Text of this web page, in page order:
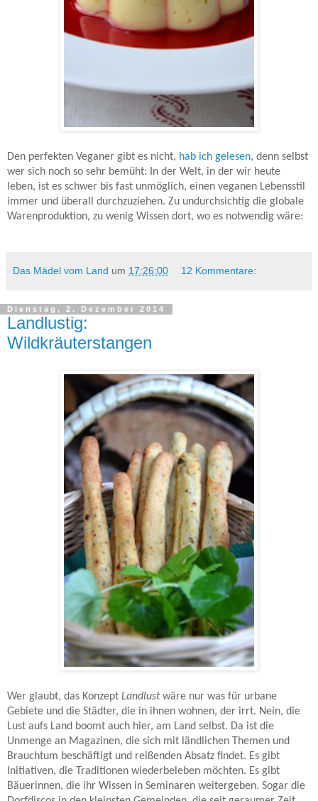
Den perfekten Veganer gibt es nicht, hab ich gelesen, denn selbst
wer sich noch so sehr bemüht: In der Welt, in der wir heute
leben, ist es schwer bis fast unmöglich, einen veganen Lebensstil
immer und überall durchzuziehen. Zu undurchsichtig die globale
Warenproduktion, zu wenig Wissen dort, wo es notwendig wäre:
Das Mädel vom Land um 17:26:00 12 Kommentare:
Dienstag, 2. Dezember 2014
Landlustig:
Wildkräuterstangen
Wer glaubt, das Konzept Landlustwäre nur was für urbane
Gebiete und die Städter, die in ihnen wohnen, der irrt. Nein, die
Lust aufs Land boomt auch hier, am Land selbst. Da ist die
Unmenge an Magazinen, die sich mit ländlichen Themen und
Brauchtum beschäftigt und reißenden Absatz findet. Es gibt
Initiativen, die Traditionen wiederbeleben möchten. Es gibt
Bäuerinnen, die ihr Wissen in Seminaren weitergeben. Sogar die